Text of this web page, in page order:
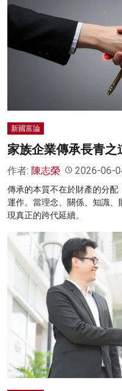
科技
新國富論
家族企業傳承長青之
作者: 陳志榮 2026-06-
傳承的本質不在於財產的分
運作。當理念、關係、知識
現真正的跨代延續。